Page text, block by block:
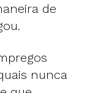
de
nunca